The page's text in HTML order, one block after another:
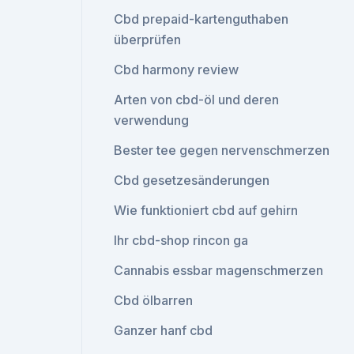
Cbd prepaid-kartenguthaben
überprüfen
Cbd harmony review
Arten von cbd-öl und deren
verwendung
Bester tee gegen nervenschmerzen
Cbd gesetzesänderungen
Wie funktioniert cbd auf gehirn
Ihr cbd-shop rincon ga
Cannabis essbar magenschmerzen
Cbd ölbarren
Ganzer hanf cbd